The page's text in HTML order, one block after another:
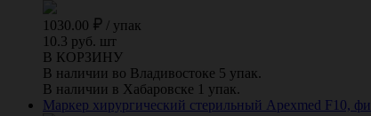
1030.00 / упак
10.3 руб. шт
В КОРЗИНУ
В наличии во Владивостоке 5 упак.
В наличии в Хабаровске 1 упак.
Маркер хирургический стерильный Apexmed F10,